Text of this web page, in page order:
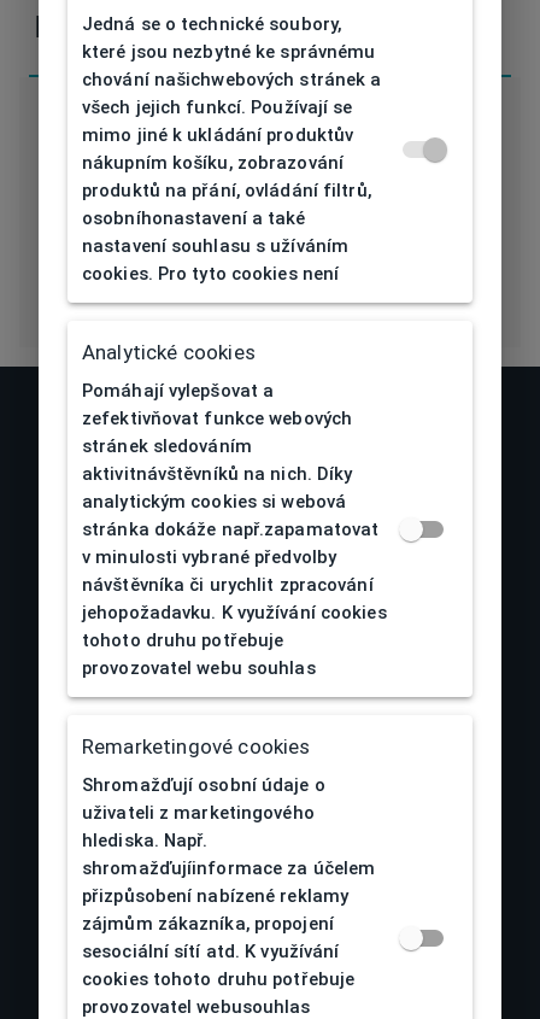
Parametry
Kód
RBK2005C 619P
CLIP
O nás
Doprava a platby
Zpracování osobních údajů
Kontakty
Cookies
Jedná se o technické soubory,
které jsou nezbytné ke správnému
chování našichwebových stránek a
všech jejich funkcí. Používají se
mimo jiné k ukládání produktův
nákupním košíku, zobrazování
produktů na přání, ovládání filtrů,
osobníhonastavení a také
nastavení souhlasu s užíváním
cookies. Pro tyto cookies není
Analytické cookies
Pomáhají vylepšovat a
zefektivňovat funkce webových
stránek sledováním
aktivitnávštěvníků na nich. Díky
analytickým cookies si webová
stránka dokáže např.zapamatovat
v minulosti vybrané předvolby
návštěvníka či urychlit zpracování
jehopožadavku. K využívání cookies
tohoto druhu potřebuje
provozovatel webu souhlas
Remarketingové cookies
Shromažďují osobní údaje o
uživateli z marketingového
hlediska. Např.
shromažďujíinformace za účelem
přizpůsobení nabízené reklamy
zájmům zákazníka, propojení
sesociální sítí atd. K využívání
cookies tohoto druhu potřebuje
provozovatel webusouhlas